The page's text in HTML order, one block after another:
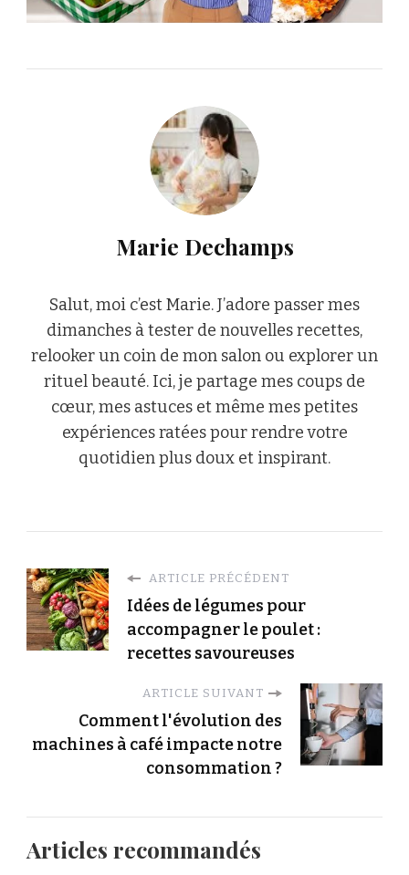
Marie Dechamps
Salut, moi c’est Marie. J’adore passer mes
dimanches à tester de nouvelles recettes,
relooker un coin de mon salon ou explorer un
rituel beauté. Ici, je partage mes coups de
cœur, mes astuces et même mes petites
expériences ratées pour rendre votre
quotidien plus doux et inspirant.
ARTICLE PRÉCÉDENT
Idées de légumes pour
accompagner le poulet :
recettes savoureuses
ARTICLE SUIVANT
Comment l'évolution des
machines à café impacte notre
consommation ?
Articles recommandés